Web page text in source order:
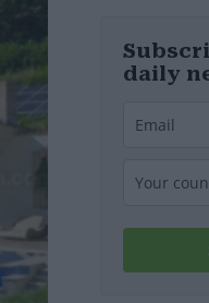
daily